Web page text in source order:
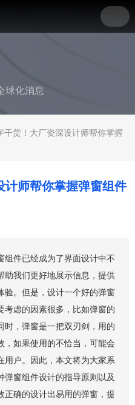
球化消息
干货！大厂资深设计师帮你掌握
计师帮你掌握弹窗组件
组件已经成为了界面设计中不
助我们更好地展示信息，提供
验。但是，设计一个好的弹窗
考虑的因素很多，比如弹窗的
时，弹窗是一把双刃剑，用的
，如果使用的不恰当，可能会
用户。因此，本文将为大家系
弹窗组件设计的指导原则以及
正确的设计出易用的弹窗，提